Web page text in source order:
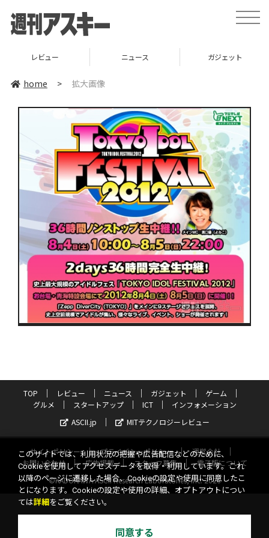
toggle
レビュー ニュース ガジェット
home > 拡大画像
TOP レビュー ニュース ガジェット
ゲーム
グルメ
スタートアップ ICT
インフォメーション
ASCII.jp
MITテクノロジーレビュー
サイトポリシー プライバシーポリシー
運営会社
お問い合わせ
広告掲載 スタッフ募集
電子版について
©KADOKAWA ASCII Research Laboratories, Inc. 2026
このサイトでは、利用状況の把握や広告配信などのために、
Cookieを使用してアクセスデータを取得・利用しています。これ
以降のページに遷移した場合、Cookieの設定や使用に同意したこ
とになります。Cookieの設定や使用の詳細、オプトアウトについ
ては詳細 をご覧ください。
同意する